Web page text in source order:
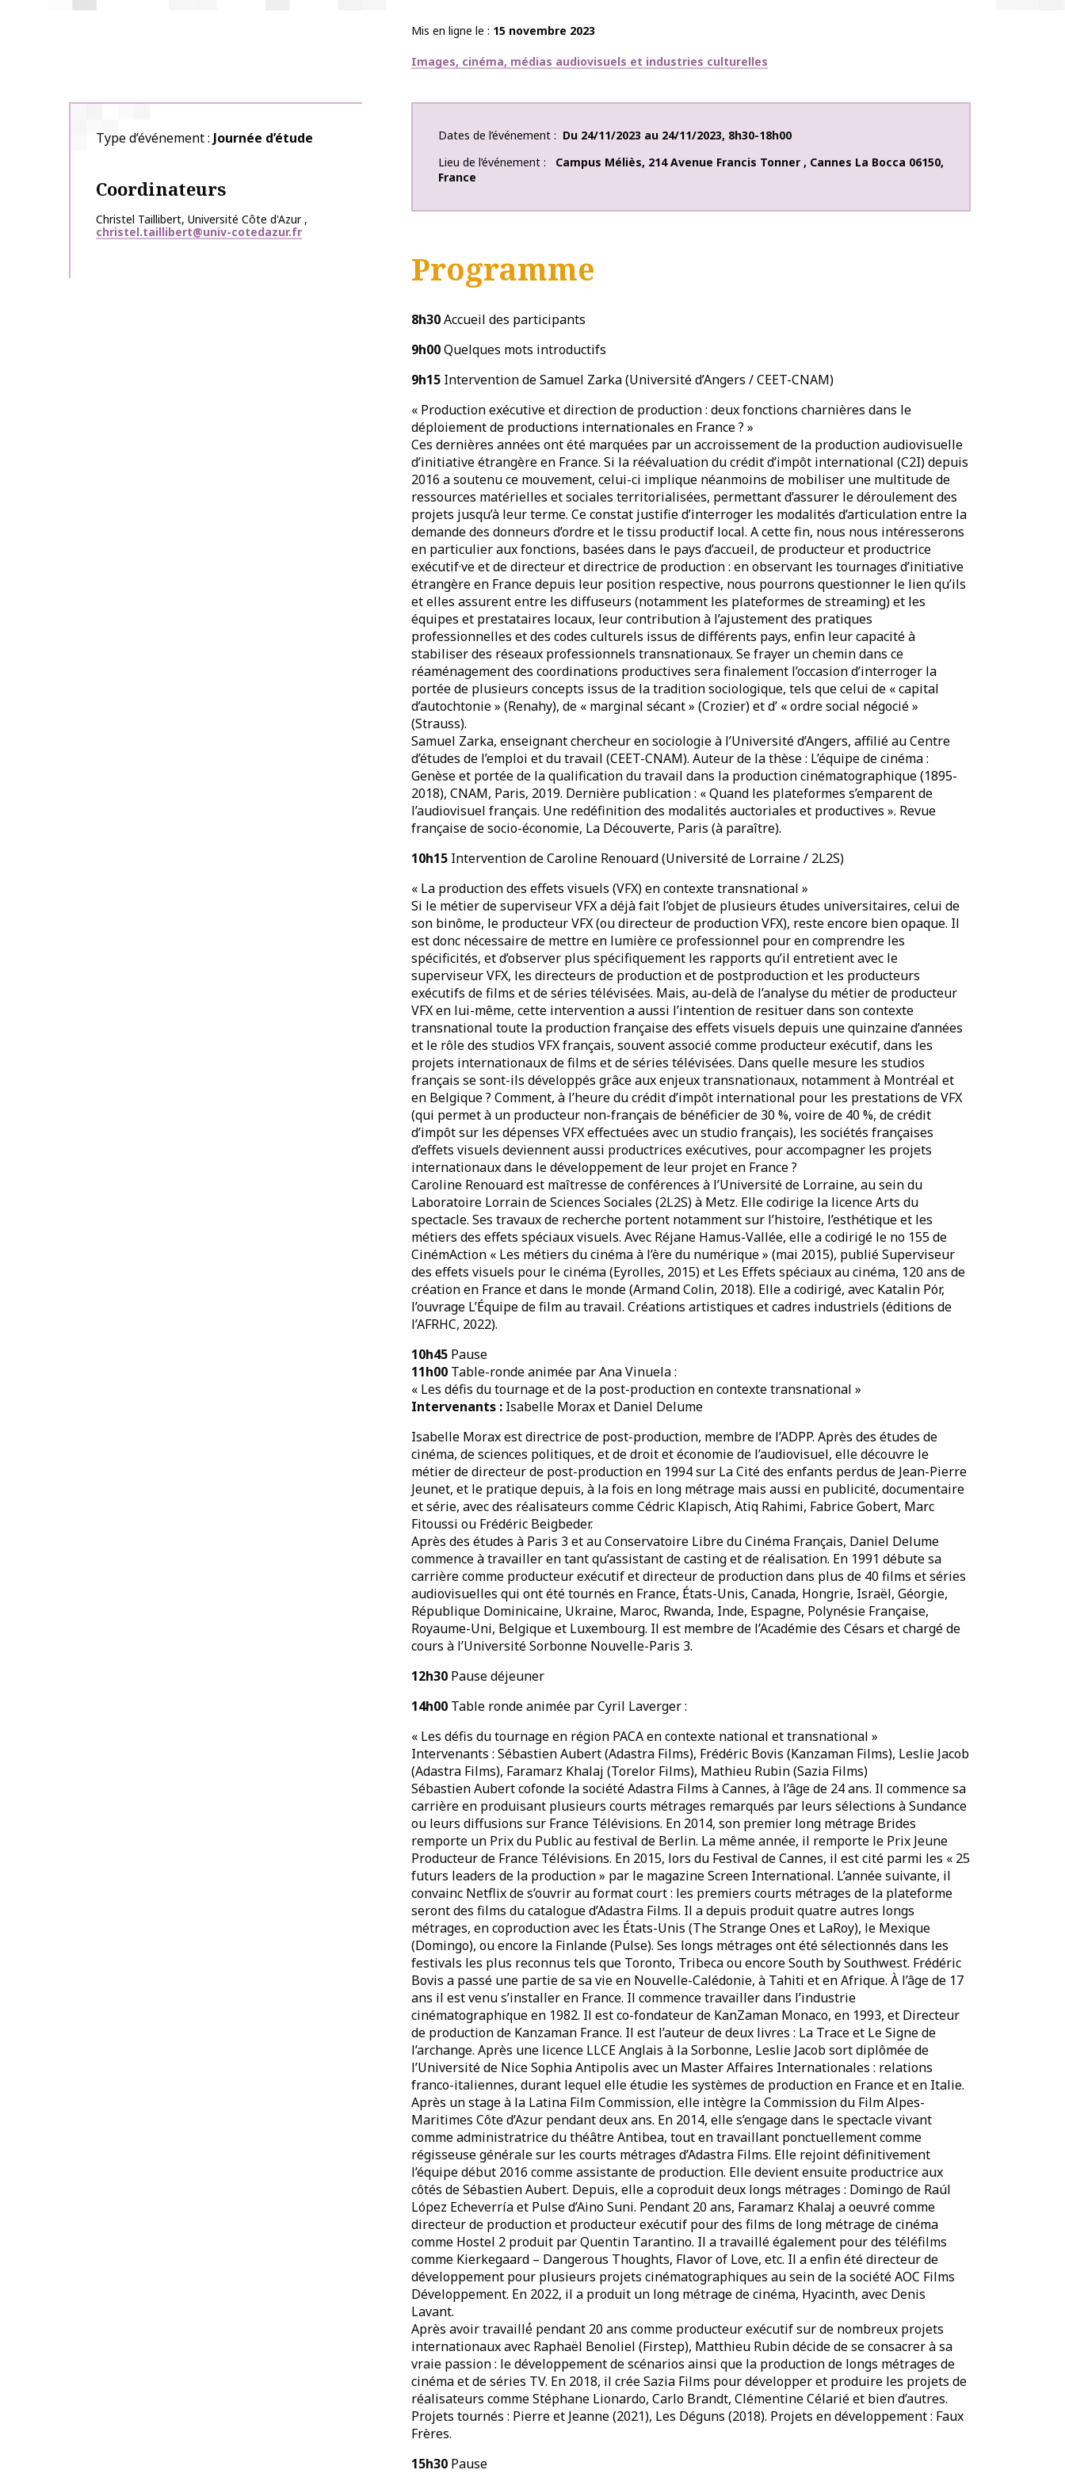
Mis en ligne le
15 novembre 2023
Thématiques
Images, cinéma, médias audiovisuels et industries culturelles
Type d’événement Journée d’étude
Coordinateurs
Christel Taillibert, Université Côte d'Azur,
christel.taillibert@univ-cotedazur.fr
Dates de l’événement Du 24/11/2023 au 24/11/2023, 8h30-18h00
Lieu de l’événement
Campus Méliès, 214 Avenue Francis Tonner , Cannes La Bocca 06150,
France
Programme
8h30Accueil des participants
9h00Quelques mots introductifs
9h15 Intervention de Samuel Zarka (Université d’Angers / CEET-CNAM)
« Production exécutive et direction de production : deux fonctions charnières dans le
déploiement de productions internationales en France ? »
Ces dernières années ont été marquées par un accroissement de la production audiovisuelle
d’initiative étrangère en France. Si la réévaluation du crédit d’impôt international (C2I) depuis
2016 a soutenu ce mouvement, celui-ci implique néanmoins de mobiliser une multitude de
ressources matérielles et sociales territorialisées, permettant d’assurer le déroulement des
projets jusqu’à leur terme. Ce constat justifie d’interroger les modalités d’articulation entre la
demande des donneurs d’ordre et le tissu productif local. A cette fin, nous nous intéresserons
en particulier aux fonctions, basées dans le pays d’accueil, de producteur et productrice
exécutif·ve et de directeur et directrice de production : en observant les tournages d’initiative
étrangère en France depuis leur position respective, nous pourrons questionner le lien qu’ils
et elles assurent entre les diffuseurs (notamment les plateformes de streaming) et les
équipes et prestataires locaux, leur contribution à l’ajustement des pratiques
professionnelles et des codes culturels issus de différents pays, enfin leur capacité à
stabiliser des réseaux professionnels transnationaux. Se frayer un chemin dans ce
réaménagement des coordinations productives sera finalement l’occasion d’interroger la
portée de plusieurs concepts issus de la tradition sociologique, tels que celui de « capital
d’autochtonie » (Renahy), de « marginal sécant » (Crozier) et d’ « ordre social négocié »
(Strauss).
Samuel Zarka, enseignant chercheur en sociologie à l’Université d’Angers, affilié au Centre
d’études de l’emploi et du travail (CEET-CNAM). Auteur de la thèse : L’équipe de cinéma :
Genèse et portée de la qualification du travail dans la production cinématographique (1895-
2018), CNAM, Paris, 2019. Dernière publication : « Quand les plateformes s’emparent de
l’audiovisuel français. Une redéfinition des modalités auctoriales et productives ». Revue
française de socio-économie, La Découverte, Paris (à paraître).
10h15 Intervention de Caroline Renouard (Université de Lorraine / 2L2S)
« La production des effets visuels (VFX) en contexte transnational »
Si le métier de superviseur VFX a déjà fait l’objet de plusieurs études universitaires, celui de
son binôme, le producteur VFX (ou directeur de production VFX), reste encore bien opaque. Il
est donc nécessaire de mettre en lumière ce professionnel pour en comprendre les
spécificités, et d’observer plus spécifiquement les rapports qu’il entretient avec le
superviseur VFX, les directeurs de production et de postproduction et les producteurs
exécutifs de films et de séries télévisées. Mais, au-delà de l’analyse du métier de producteur
VFX en lui-même, cette intervention a aussi l’intention de resituer dans son contexte
transnational toute la production française des effets visuels depuis une quinzaine d’années
et le rôle des studios VFX français, souvent associé comme producteur exécutif, dans les
projets internationaux de films et de séries télévisées. Dans quelle mesure les studios
français se sont-ils développés grâce aux enjeux transnationaux, notamment à Montréal et
en Belgique ? Comment, à l’heure du crédit d’impôt international pour les prestations de VFX
(qui permet à un producteur non-français de bénéficier de 30 %, voire de 40 %, de crédit
d’impôt sur les dépenses VFX effectuées avec un studio français), les sociétés françaises
d’effets visuels deviennent aussi productrices exécutives, pour accompagner les projets
internationaux dans le développement de leur projet en France ?
Caroline Renouard est maîtresse de conférences à l’Université de Lorraine, au sein du
Laboratoire Lorrain de Sciences Sociales (2L2S) à Metz. Elle codirige la licence Arts du
spectacle. Ses travaux de recherche portent notamment sur l’histoire, l’esthétique et les
métiers des effets spéciaux visuels. Avec Réjane Hamus-Vallée, elle a codirigé le no 155 de
CinémAction « Les métiers du cinéma à l’ère du numérique » (mai 2015), publié Superviseur
des effets visuels pour le cinéma (Eyrolles, 2015) et Les Effets spéciaux au cinéma, 120 ans de
création en France et dans le monde (Armand Colin, 2018). Elle a codirigé, avec Katalin Pór,
l’ouvrage L’Équipe de film au travail. Créations artistiques et cadres industriels (éditions de
l’AFRHC, 2022).
10h45 Pause
11h00 Table-ronde animée par Ana Vinuela :
« Les défis du tournage et de la post-production en contexte transnational »
Intervenants : Isabelle Morax et Daniel Delume
Isabelle Morax est directrice de post-production, membre de l’ADPP. Après des études de
cinéma, de sciences politiques, et de droit et économie de l’audiovisuel, elle découvre le
métier de directeur de post-production en 1994 sur La Cité des enfants perdus de Jean-Pierre
Jeunet, et le pratique depuis, à la fois en long métrage mais aussi en publicité, documentaire
et série, avec des réalisateurs comme Cédric Klapisch, Atiq Rahimi, Fabrice Gobert, Marc
Fitoussi ou Frédéric Beigbeder.
Après des études à Paris 3 et au Conservatoire Libre du Cinéma Français, Daniel Delume
commence à travailler en tant qu’assistant de casting et de réalisation. En 1991 débute sa
carrière comme producteur exécutif et directeur de production dans plus de 40 films et séries
audiovisuelles qui ont été tournés en France, États-Unis, Canada, Hongrie, Israël, Géorgie,
République Dominicaine, Ukraine, Maroc, Rwanda, Inde, Espagne, Polynésie Française,
Royaume-Uni, Belgique et Luxembourg. Il est membre de l’Académie des Césars et chargé de
cours à l’Université Sorbonne Nouvelle-Paris 3.
12h30 Pause déjeuner
14h00 Table ronde animée par Cyril Laverger :
« Les défis du tournage en région PACA en contexte national et transnational »
Intervenants : Sébastien Aubert (Adastra Films), Frédéric Bovis (Kanzaman Films), Leslie Jacob
(Adastra Films), Faramarz Khalaj (Torelor Films), Mathieu Rubin (Sazia Films)
Sébastien Aubert cofonde la société Adastra Films à Cannes, à l’âge de 24 ans. Il commence sa
carrière en produisant plusieurs courts métrages remarqués par leurs sélections à Sundance
ou leurs diffusions sur France Télévisions. En 2014, son premier long métrage Brides
remporte un Prix du Public au festival de Berlin. La même année, il remporte le Prix Jeune
Producteur de France Télévisions. En 2015, lors du Festival de Cannes, il est cité parmi les « 25
futurs leaders de la production » par le magazine Screen International. L’année suivante, il
convainc Netflix de s’ouvrir au format court : les premiers courts métrages de la plateforme
seront des films du catalogue d’Adastra Films. Il a depuis produit quatre autres longs
métrages, en coproduction avec les États-Unis (The Strange Ones et LaRoy), le Mexique
(Domingo), ou encore la Finlande (Pulse). Ses longs métrages ont été sélectionnés dans les
festivals les plus reconnus tels que Toronto, Tribeca ou encore South by Southwest. Frédéric
Bovis a passé une partie de sa vie en Nouvelle-Calédonie, à Tahiti et en Afrique. À l’âge de 17
ans il est venu s’installer en France. Il commence travailler dans l’industrie
cinématographique en 1982. Il est co-fondateur de KanZaman Monaco, en 1993, et Directeur
de production de Kanzaman France. Il est l’auteur de deux livres : La Trace et Le Signe de
l’archange. Après une licence LLCE Anglais à la Sorbonne, Leslie Jacob sort diplômée de
l’Université de Nice Sophia Antipolis avec un Master Affaires Internationales : relations
franco-italiennes, durant lequel elle étudie les systèmes de production en France et en Italie.
Après un stage à la Latina Film Commission, elle intègre la Commission du Film Alpes-
Maritimes Côte d’Azur pendant deux ans. En 2014, elle s’engage dans le spectacle vivant
comme administratrice du théâtre Antibea, tout en travaillant ponctuellement comme
régisseuse générale sur les courts métrages d’Adastra Films. Elle rejoint définitivement
l’équipe début 2016 comme assistante de production. Elle devient ensuite productrice aux
côtés de Sébastien Aubert. Depuis, elle a coproduit deux longs métrages : Domingo de Raúl
López Echeverría et Pulse d’Aino Suni. Pendant 20 ans, Faramarz Khalaj a oeuvré comme
directeur de production et producteur exécutif pour des films de long métrage de cinéma
comme Hostel 2 produit par Quentin Tarantino. Il a travaillé également pour des téléfilms
comme Kierkegaard – Dangerous Thoughts, Flavor of Love, etc. Il a enfin été directeur de
développement pour plusieurs projets cinématographiques au sein de la société AOC Films
Développement. En 2022, il a produit un long métrage de cinéma, Hyacinth, avec Denis
Lavant.
Après avoir travaillé́ pendant 20 ans comme producteur exécutif sur de nombreux projets
internationaux avec Raphaël Benoliel (Firstep), Matthieu Rubin décide de se consacrer à sa
vraie passion : le développement de scénarios ainsi que la production de longs métrages de
cinéma et de séries TV. En 2018, il crée Sazia Films pour développer et produire les projets de
réalisateurs comme Stéphane Lionardo, Carlo Brandt, Clémentine Célarié et bien d’autres.
Projets tournés : Pierre et Jeanne (2021), Les Déguns (2018). Projets en développement : Faux
Frères.
15h30 Pause